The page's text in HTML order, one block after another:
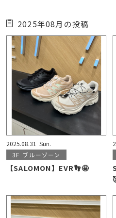
2025年08月の投稿
2025.08.31 Sun.
3F ブルーゾーン
【SALOMON】EVR👣🤩